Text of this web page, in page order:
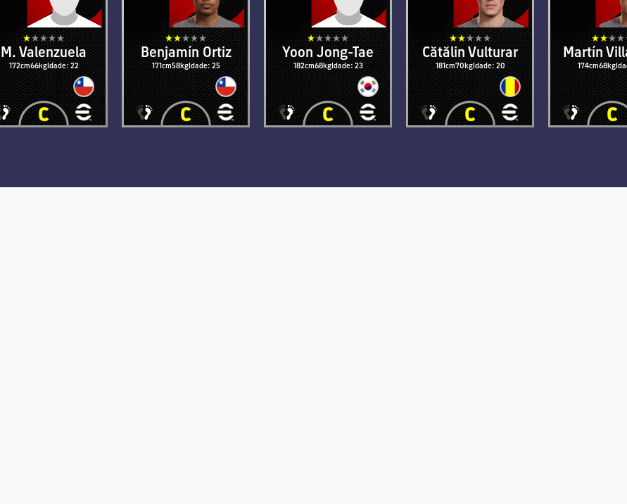
M. Valenzuela
172cm66kgIdade: 22
Benjamín Ortiz
171cm58kgIdade: 25
Yoon Jong-Tae
182cm68kgIdade: 23
Cătălin Vulturar
181cm70kgIdade: 20
Martín
174cm68kg